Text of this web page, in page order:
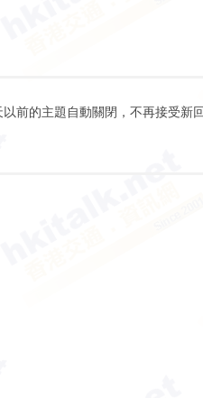
前的主題自動關閉，不再接受新